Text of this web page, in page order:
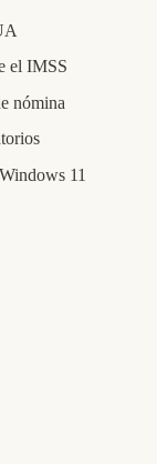
el IMSS
nómina
11